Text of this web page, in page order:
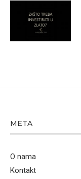
META
O nama
Kontakt